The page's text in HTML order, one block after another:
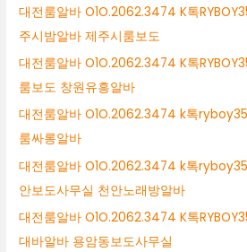
대전룸알바 O1O.2062.3474 K톡
주시밤알바 제주시룸보도
대전룸알바 O1O.2062.3474 K톡
룸보도 창원유흥알바
대전룸알바 O1O.2062.3474 k톡
룸싸롱알바
대전룸알바 O1O.2062.3474 k톡
안보도사무실 천안노래방알바
대전룸알바 O1O.2062.3474 K톡
대바알바 용암동보도사무실